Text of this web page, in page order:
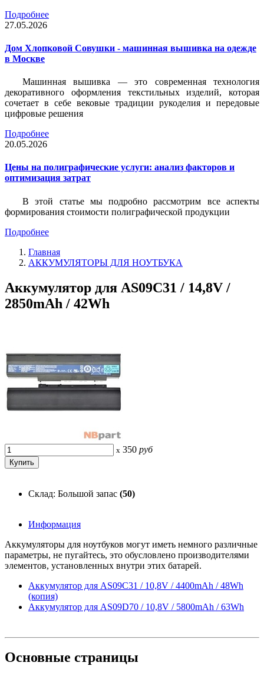
Подробнее
27.05.2026
Дом Хлопковой Совушки - машинная вышивка на одежде
в Москве
Машинная вышивка — это современная технология
декоративного оформления текстильных изделий, которая
сочетает в себе вековые традиции рукоделия и передовые
цифровые решения
Подробнее
20.05.2026
Цены на полиграфические услуги: анализ факторов и
оптимизация затрат
В этой статье мы подробно рассмотрим все аспекты
формирования стоимости полиграфической продукции
Подробнее
Главная
АККУМУЛЯТОРЫ ДЛЯ НОУТБУКА
Аккумулятор для AS09C31 / 14,8V /
2850mAh / 42Wh
x 350 руб
Склад: Большой запас (50)
Информация
Аккумуляторы для ноутбуков могут иметь немного различные
параметры, не пугайтесь, это обусловлено производителями
элементов, установленных внутри этих батарей.
Аккумулятор для AS09C31 / 10,8V / 4400mAh / 48Wh
(копия)
Аккумулятор для AS09D70 / 10,8V / 5800mAh / 63Wh
Основные страницы